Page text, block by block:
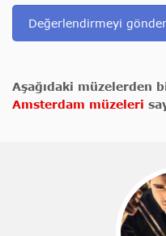
Değerlendirmeyi gönder
Aşağıdaki müzelerden
Amsterdam müzeleri